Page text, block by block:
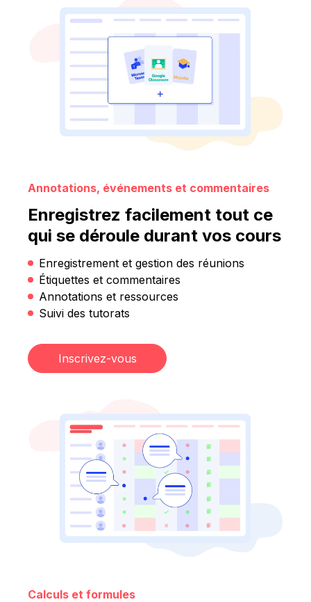
Annotations, événements et commentaires
Enregistrez facilement tout ce
qui se déroule durant vos cours
Enregistrement et gestion des réunions
Étiquettes et commentaires
Annotations et ressources
Suivi des tutorats
Inscrivez-vous
Calculs et formules